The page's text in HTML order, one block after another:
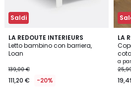
Saldi
LA REDOUTE INTERIEURS
Letto bambino con barriera,
Loan
€
Invece
139,00 €
111,20 € -20%
4,5
/ 5
LA
a
4,1
/ 5